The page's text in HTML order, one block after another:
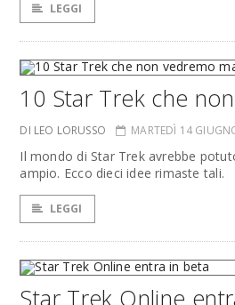
LEGGI
10 Star Trek che
DI LEO LORUSSO MARTEDÌ 14
Il mondo di Star Trek avrebbe
ampio. Ecco dieci idee rimaste tali.
LEGGI
Star Trek Online